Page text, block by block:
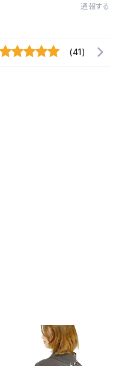
通報する
(41)